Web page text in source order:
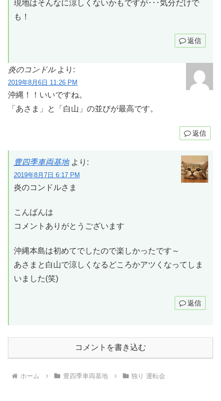
現地はそんなに涼しくないかもですが･･･気分だけで
も！
返信
炎のコンドル より:
2019年8月6日 11:26 PM
沖縄！！いいですね。
「あさま」と「白山」の並びが最高です。
返信
豊四季車両基地 より:
2019年8月7日 6:17 PM
炎のコンドルさま
こんばんは
コメントありがとうございます
沖縄本島は初めてでしたので楽しかったです～
あさまと白山で涼しくなるどころかアツくなってしま
いました(笑)
返信
コメントを書き込む
ホーム 豊四季車両基地 独り 運転会